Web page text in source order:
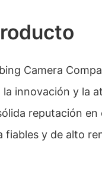
Camera
innovación y la
reputación en
fiables y de alto